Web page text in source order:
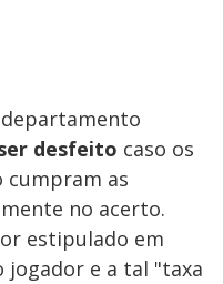
desfeito caso os
cumpram as
no acerto.
estipulado em
e a tal "taxa